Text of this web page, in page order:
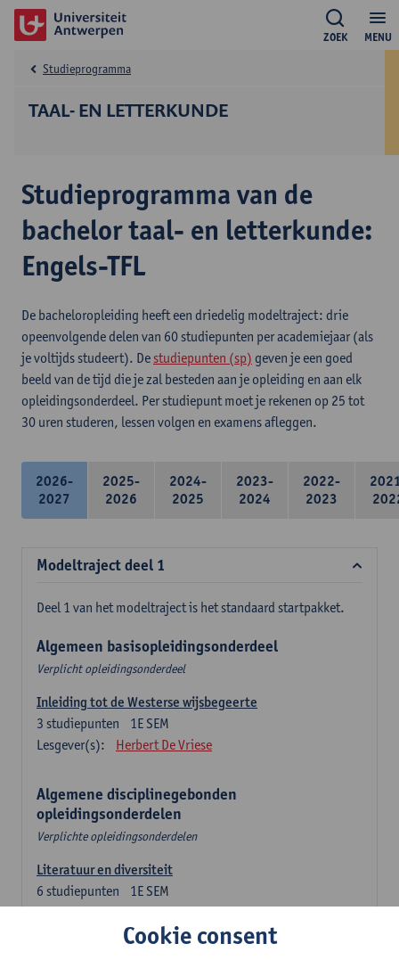
MENU
ZOEK
TAAL- EN LETTERKUNDE
Studieprogramma
Studieprogramma van de
bachelor taal- en letterkunde:
Engels-TFL
De bacheloropleiding heeft een driedelig modeltraject: drie
opeenvolgende delen van 60 studiepunten per academiejaar (als
je voltijds studeert). De studiepunten (sp) geven je een goed
beeld van de tijd die je zal besteden aan je opleiding en aan elk
opleidingsonderdeel. Per studiepunt moet je rekenen op 25 tot
30 uren studeren, lessen volgen en examens afleggen.
2026-
2027
2025-
2026
2024-
2025
2023-
2024
2022-
2023
Modeltraject deel 1
Deel 1 van het modeltraject is het standaard startpakket.
Algemeen basisopleidingsonderdeel
Verplicht opleidingsonderdeel
Inleiding tot de Westerse wijsbegeerte
1E SEM
3 studiepunten
Lesgever(s):
Herbert De Vriese
Algemene disciplinegebonden
opleidingsonderdelen
Verplichte opleidingsonderdelen
Literatuur en diversiteit
1E SEM
6 studiepunten
Lesgever(s):
Remco Sleiderink
Inleiding tot de algemene taalwetenschap
Cookie consent